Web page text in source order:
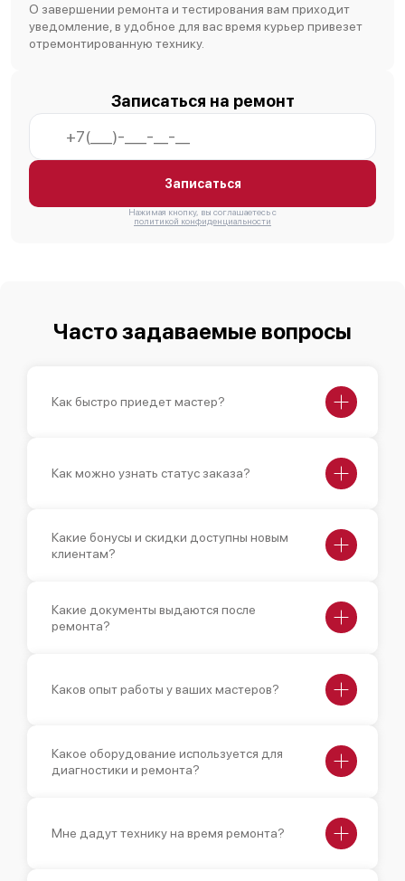
О завершении ремонта и тестирования вам приходит
уведомление, в удобное для вас время курьер привезет
отремонтированную технику.
Записаться на ремонт
Записаться
Нажимая кнопку, вы соглашаетесь с
политикой конфиденциальности
Часто задаваемые вопросы
Как быстро приедет мастер?
Как можно узнать статус заказа?
Какие бонусы и скидки доступны новым
клиентам?
Какие документы выдаются после
ремонта?
Каков опыт работы у ваших мастеров?
Какое оборудование используется для
диагностики и ремонта?
Мне дадут технику на время ремонта?